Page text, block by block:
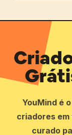
YouMind é
criadores em
curado